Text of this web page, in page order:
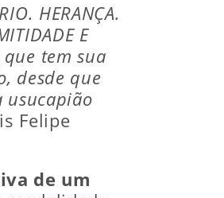
HERANÇA.
E
que tem sua
desde que
usucapião
Felipe
de um